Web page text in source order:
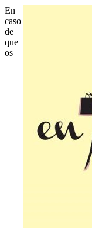
En
caso
de
que
os